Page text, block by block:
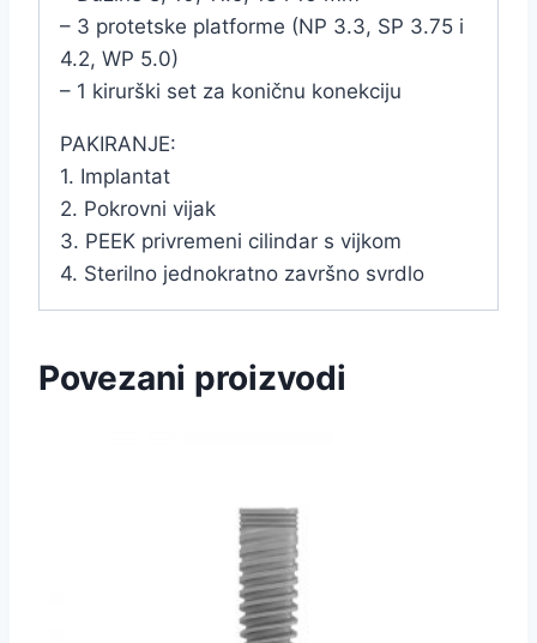
– 3 protetske platforme (NP 3.3, SP 3.75 i
4.2, WP 5.0)
– 1 kirurški set za koničnu konekciju
PAKIRANJE:
1. Implantat
2. Pokrovni vijak
3. PEEK privremeni cilindar s vijkom
4. Sterilno jednokratno završno svrdlo
Povezani proizvodi